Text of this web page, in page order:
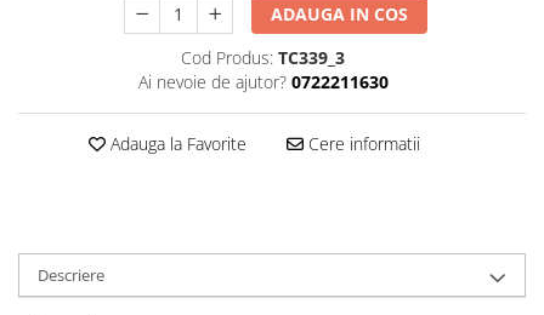
Tricouri drumetii
Tricouri gameri
Halloween
Tricouri aniversare
ADAUGA IN COS
Cod Produs: TC339_3
Ai nevoie de ajutor? 0722211630
Adauga la Favorite Cere informatii
Descriere